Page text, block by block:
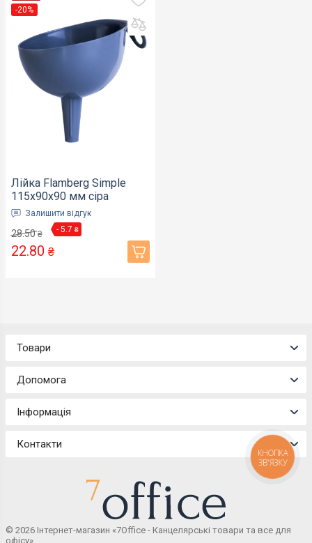
-20%
Лійка Flamberg Simple
115х90х90 мм сіра
(51628137)
Залишити відгук
28.50 ₴ - 5.7 ₴
22.80 ₴
Товари
Допомога
Інформація
Контакти
© 2026 Інтернет-магазин «7Office - Канцелярські товари та все для
офісу»
КНОПКА
ЗВ'ЯЗКУ